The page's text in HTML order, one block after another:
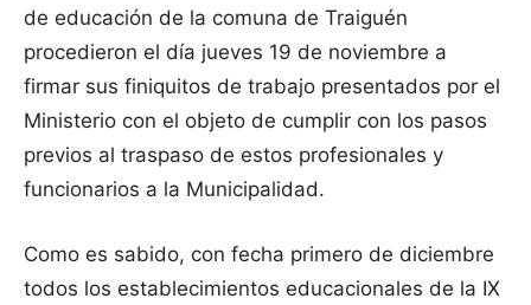
de educación de la comuna de Traiguén
procedieron el día jueves 19 de noviembre a
firmar sus finiquitos de trabajo presentados por el
Ministerio con el objeto de cumplir con los pasos
previos al traspaso de estos profesionales y
funcionarios a la Municipalidad.
Como es sabido, con fecha primero de diciembre
todos los establecimientos educacionales de la IX